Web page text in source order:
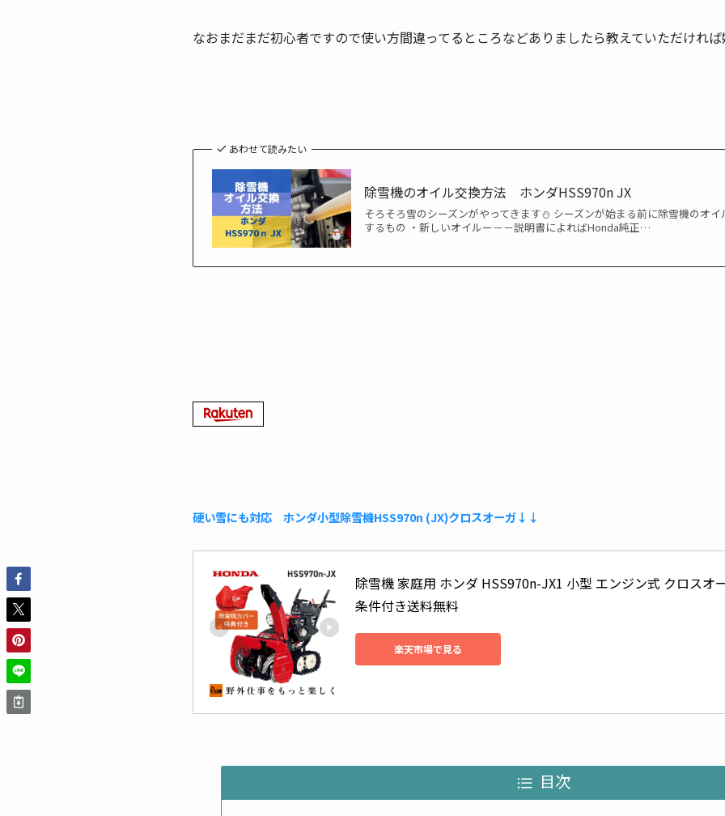
なおまだまだ初心者ですので使い方間違ってるところなどありましたら教えていただけれ
あわせて読みたい
除雪機のオイル交換方法 ホンダHSS970n JX
そろそろ雪のシーズンがやってきます⛄ シーズンが始まる前に除雪機のオ
するもの ・新しいオイルー－－説明書によればHonda純正…
硬い雪にも対応 ホンダ小型除雪機HSS970n (JX)クロスオーガ↓↓
除雪機 家庭用 ホンダ HSS970n-JX1 小型 エンジン式 クロスオ
条件付き送料無料
楽天市場で見る
目次